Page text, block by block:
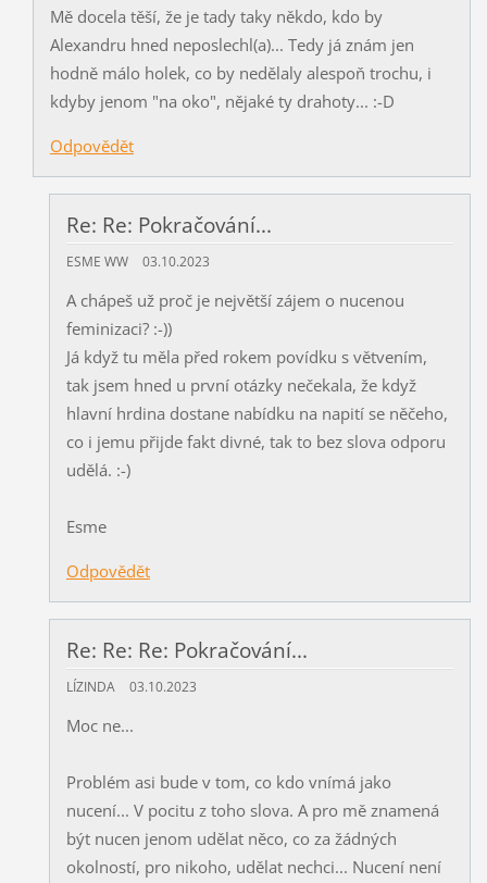
Mě docela těší, že je tady taky někdo, kdo by
Alexandru hned neposlechl(a)... Tedy já znám jen
hodně málo holek, co by nedělaly alespoň trochu, i
kdyby jenom "na oko", nějaké ty drahoty... :-D
Odpovědět
Re: Re: Pokračování...
ESME WW 03.10.2023
A chápeš už proč je největší zájem o nucenou
feminizaci? :-))
Já když tu měla před rokem povídku s větvením,
tak jsem hned u první otázky nečekala, že když
hlavní hrdina dostane nabídku na napití se něčeho,
co i jemu přijde fakt divné, tak to bez slova odporu
udělá. :-)
Esme
Odpovědět
Re: Re: Re: Pokračování...
LÍZINDA 03.10.2023
Moc ne...
Problém asi bude v tom, co kdo vnímá jako
nucení... V pocitu z toho slova. A pro mě znamená
být nucen jenom udělat něco, co za žádných
okolností, pro nikoho, udělat nechci... Nucení není